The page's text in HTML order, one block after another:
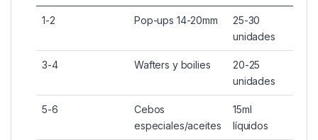
1-2 Pop-ups 14-20mm
25-30
unidades
3-4 Wafters y boilies
20-25
unidades
5-6
Cebos
especiales/aceites
15ml
líquidos